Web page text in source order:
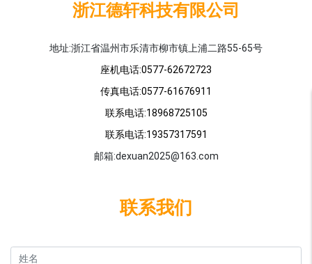
浙江德轩科技有限公司
地址:浙江省温州市乐清市柳市镇上浦二路55-65号
座机电话:0577-62672723
传真电话:0577-61676911
联系电话:18968725105
联系电话:19357317591
邮箱:dexuan2025@163.com
联系我们